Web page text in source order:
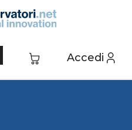
Accedi